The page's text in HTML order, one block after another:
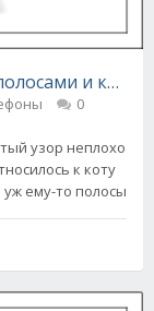
и как
0
узор неплохо
к коту
ему-то полосы